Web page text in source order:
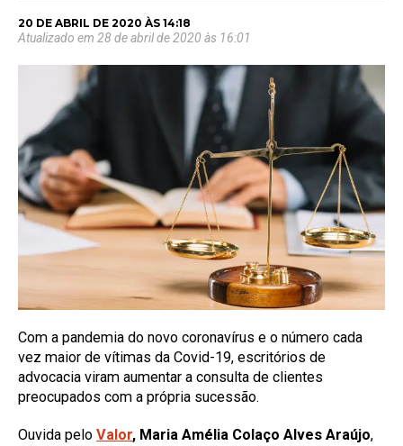
20 DE ABRIL DE 2020 ÀS 14:18
Atualizado em 28 de abril de 2020 às 16:01
Com a pandemia do novo coronavírus e o número cada
vez maior de vítimas da Covid-19, escritórios de
advocacia viram aumentar a consulta de clientes
preocupados com a própria sucessão.
Ouvida pelo Valor, Maria Amélia Colaço Alves Araújo,